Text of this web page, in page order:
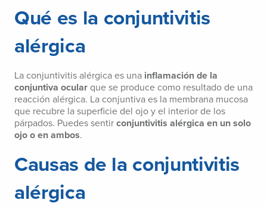
Qué es la conjuntivitis
alérgica
La conjuntivitis alérgica es una inflamación de la
conjuntiva ocular que se produce como resultado de una
reacción alérgica. La conjuntiva es la membrana mucosa
que recubre la superficie del ojo y el interior de los
párpados. Puedes sentir conjuntivitis alérgica en un solo
ojo o en ambos.
Causas de la conjuntivitis
alérgica